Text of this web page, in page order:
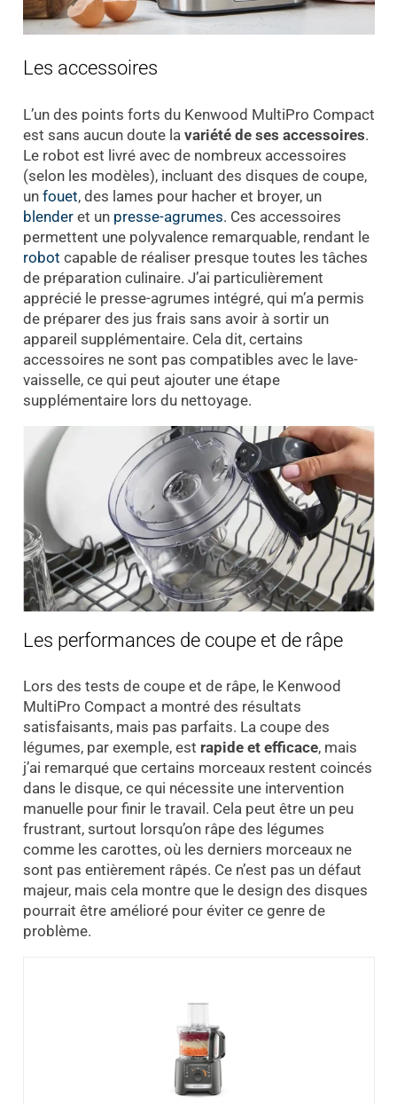
Les accessoires
L’un des points forts du Kenwood MultiPro Compact
est sans aucun doute la variété de ses accessoires.
Le robot est livré avec de nombreux accessoires
(selon les modèles), incluant des disques de coupe,
un fouet, des lames pour hacher et broyer, un
blenderet un presse-agrumes. Ces accessoires
permettent une polyvalence remarquable, rendant le
robot capable de réaliser presque toutes les tâches
de préparation culinaire. J’ai particulièrement
apprécié le presse-agrumes intégré, qui m’a permis
de préparer des jus frais sans avoir à sortir un
appareil supplémentaire. Cela dit, certains
accessoires ne sont pas compatibles avec le lave-
vaisselle, ce qui peut ajouter une étape
supplémentaire lors du nettoyage.
Les performances de coupe et de râpe
Lors des tests de coupe et de râpe, le Kenwood
MultiPro Compact a montré des résultats
satisfaisants, mais pas parfaits. La coupe des
légumes, par exemple, est rapide et efficace, mais
j’ai remarqué que certains morceaux restent coincés
dans le disque, ce qui nécessite une intervention
manuelle pour finir le travail. Cela peut être un peu
frustrant, surtout lorsqu’on râpe des légumes
comme les carottes, où les derniers morceaux ne
sont pas entièrement râpés. Ce n’est pas un défaut
majeur, mais cela montre que le design des disques
pourrait être amélioré pour éviter ce genre de
problème.